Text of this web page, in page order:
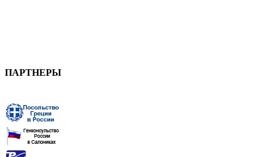
ПАРТНЕРЫ